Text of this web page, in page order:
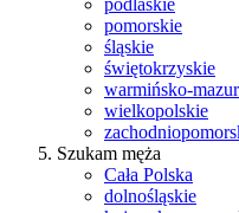
podlaskie
pomorskie
śląskie
świętokrzyskie
warmińsko-
wielkopolskie
Szukam męża
Cała Polska
dolnośląskie